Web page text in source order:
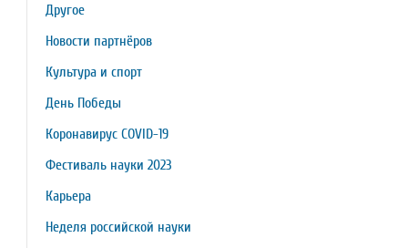
Другое
Новости партнёров
Культура и спорт
День Победы
Коронавирус COVID-19
Фестиваль науки 2023
Карьера
Неделя российской науки